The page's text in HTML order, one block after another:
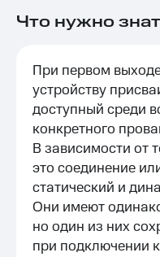
Что нужно
При первом
устройству
доступный среди
конкретного
В зависимости от
это соединение
статический и
Они имеют
но один из них
при подключении